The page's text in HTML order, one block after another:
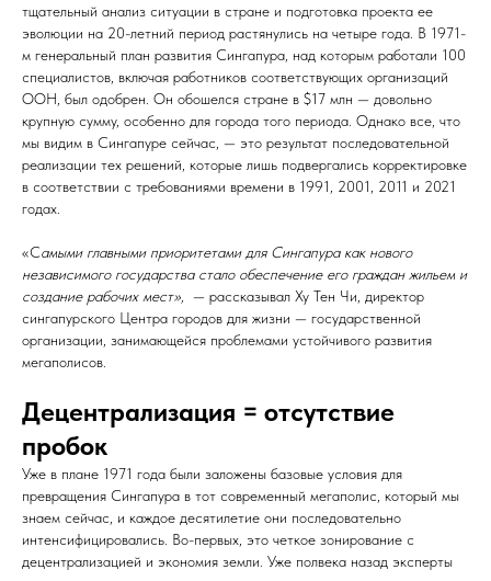
тщательный анализ ситуации в стране и подготовка проекта ее
эволюции на 20-летний период растянулись на четыре года. В 1971-
м генеральный план развития Сингапура, над которым работали 100
специалистов, включая работников соответствующих организаций
ООН, был одобрен. Он обошелся стране в $17 млн — довольно
крупную сумму, особенно для города того периода. Однако все, что
мы видим в Сингапуре сейчас, — это результат последовательной
реализации тех решений, которые лишь подвергались корректировке
в соответствии с требованиями времени в 1991, 2001, 2011 и 2021
годах.
«Самыми главными приоритетами для Сингапура как нового
независимого государства стало обеспечение его граждан жильем и
создание рабочих мест»,
— рассказывал Ху Тен Чи, директор
сингапурского Центра городов для жизни — государственной
организации, занимающейся проблемами устойчивого развития
мегаполисов.
Децентрализация = отсутствие
пробок
Уже в плане 1971 года были заложены базовые условия для
превращения Сингапура в тот современный мегаполис, который мы
знаем сейчас, и каждое десятилетие они последовательно
интенсифицировались. Во-первых, это четкое зонирование с
децентрализацией и экономия земли. Уже полвека назад эксперты